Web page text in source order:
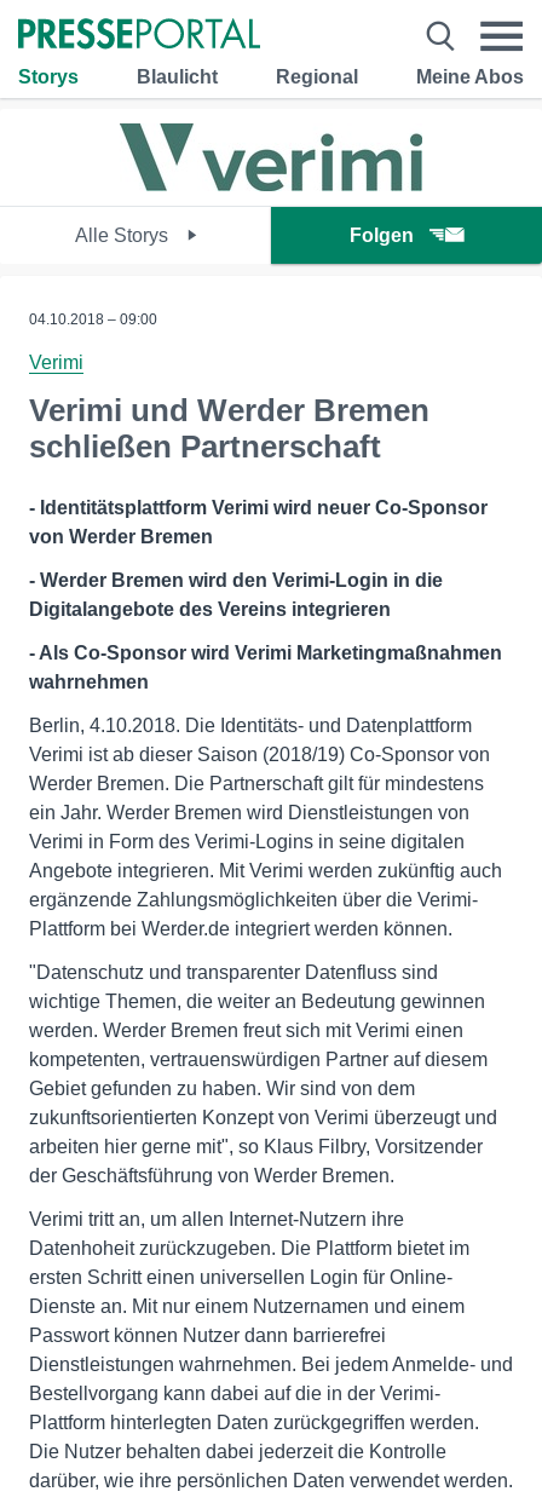
Storys Blaulicht Regional Meine Abos
Alle Storys Folgen
04.10.2018 – 09:00
Verimi
Verimi und Werder Bremen
schließen Partnerschaft
- Identitätsplattform Verimi wird neuer Co-Sponsor
von Werder Bremen
- Werder Bremen wird den Verimi-Login in die
Digitalangebote des Vereins integrieren
- Als Co-Sponsor wird Verimi Marketingmaßnahmen
wahrnehmen
Berlin, 4.10.2018. Die Identitäts- und Datenplattform
Verimi ist ab dieser Saison (2018/19) Co-Sponsor von
Werder Bremen. Die Partnerschaft gilt für mindestens
ein Jahr. Werder Bremen wird Dienstleistungen von
Verimi in Form des Verimi-Logins in seine digitalen
Angebote integrieren. Mit Verimi werden zukünftig auch
ergänzende Zahlungsmöglichkeiten über die Verimi-
Plattform bei Werder.de integriert werden können.
"Datenschutz und transparenter Datenfluss sind
wichtige Themen, die weiter an Bedeutung gewinnen
werden. Werder Bremen freut sich mit Verimi einen
kompetenten, vertrauenswürdigen Partner auf diesem
Gebiet gefunden zu haben. Wir sind von dem
zukunftsorientierten Konzept von Verimi überzeugt und
arbeiten hier gerne mit", so Klaus Filbry, Vorsitzender
der Geschäftsführung von Werder Bremen.
Verimi tritt an, um allen Internet-Nutzern ihre
Datenhoheit zurückzugeben. Die Plattform bietet im
ersten Schritt einen universellen Login für Online-
Dienste an. Mit nur einem Nutzernamen und einem
Passwort können Nutzer dann barrierefrei
Dienstleistungen wahrnehmen. Bei jedem Anmelde- und
Bestellvorgang kann dabei auf die in der Verimi-
Plattform hinterlegten Daten zurückgegriffen werden.
Die Nutzer behalten dabei jederzeit die Kontrolle
darüber, wie ihre persönlichen Daten verwendet werden.